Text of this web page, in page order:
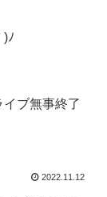
ﾉ
ブ無事終了
2022.11.12